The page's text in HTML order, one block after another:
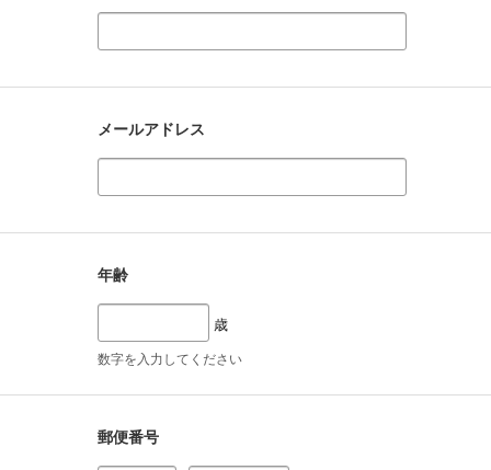
メールアドレス
年齢
歳
数字を入力してください
郵便番号